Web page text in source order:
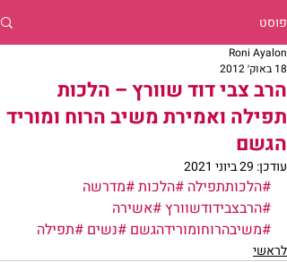
פוסט
הרב צבי דוד שוורץ – הלכות
תפילה ואמירת משיב הרוח ומוריד
הגשם
Roni Ayalon
18 באוק׳ 2012
עודכן: 29 ביוני 2021
#הלכותתפילה #הלכות#מדרשה
#הרבצבידודשוורץ#אשירה
#משיבהרוחומורידהגשם #נשים #תפילה
לראשי